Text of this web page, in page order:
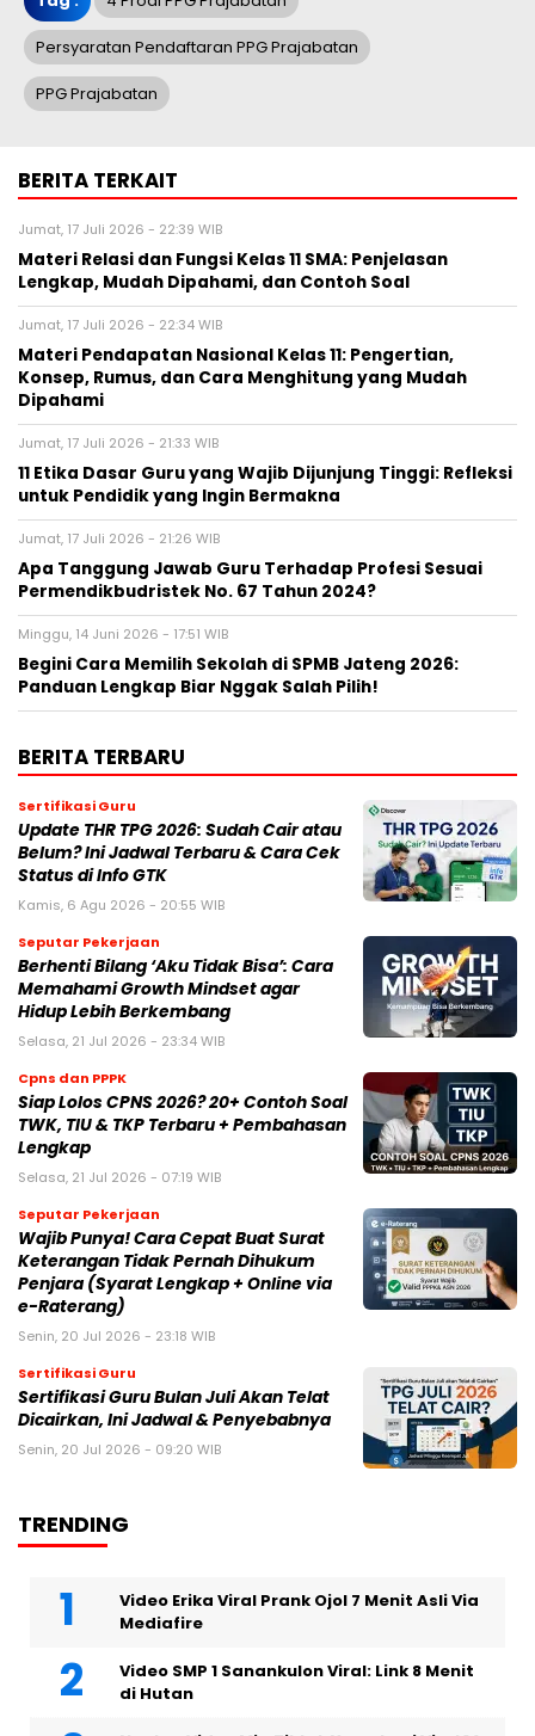
Persyaratan Pendaftaran PPG Prajabatan
PPG Prajabatan
BERITA TERKAIT
Jumat, 17 Juli 2026 - 22:39 WIB
Materi Relasi dan Fungsi Kelas 11 SMA: Penjelasan
Lengkap, Mudah Dipahami, dan Contoh Soal
Jumat, 17 Juli 2026 - 22:34 WIB
Materi Pendapatan Nasional Kelas 11: Pengertian,
Konsep, Rumus, dan Cara Menghitung yang Mudah
Dipahami
Jumat, 17 Juli 2026 - 21:33 WIB
11 Etika Dasar Guru yang Wajib Dijunjung Tinggi: Refleksi
untuk Pendidik yang Ingin Bermakna
Jumat, 17 Juli 2026 - 21:26 WIB
Apa Tanggung Jawab Guru Terhadap Profesi Sesuai
Permendikbudristek No. 67 Tahun 2024?
Minggu, 14 Juni 2026 - 17:51 WIB
Begini Cara Memilih Sekolah di SPMB Jateng 2026:
Panduan Lengkap Biar Nggak Salah Pilih!
BERITA TERBARU
Sertifikasi Guru
Update THR TPG 2026: Sudah Cair atau
Belum? Ini Jadwal Terbaru & Cara Cek
Status di Info GTK
Kamis, 6 Agu 2026 - 20:55 WIB
Seputar Pekerjaan
Berhenti Bilang ‘Aku Tidak Bisa’: Cara
Memahami Growth Mindset agar
Hidup Lebih Berkembang
Selasa, 21 Jul 2026 - 23:34 WIB
Cpns dan PPPK
Siap Lolos CPNS 2026? 20+ Contoh Soal
TWK, TIU & TKP Terbaru + Pembahasan
Lengkap
Selasa, 21 Jul 2026 - 07:19 WIB
Seputar Pekerjaan
Wajib Punya! Cara Cepat Buat Surat
Keterangan Tidak Pernah Dihukum
Penjara (Syarat Lengkap + Online via
e-Raterang)
Senin, 20 Jul 2026 - 23:18 WIB
Sertifikasi Guru
Sertifikasi Guru Bulan Juli Akan Telat
Dicairkan, Ini Jadwal & Penyebabnya
Senin, 20 Jul 2026 - 09:20 WIB
TRENDING
Video Erika Viral Prank Ojol 7 Menit Asli Via
Mediafire
Video SMP 1 Sanankulon Viral: Link 8 Menit
di Hutan